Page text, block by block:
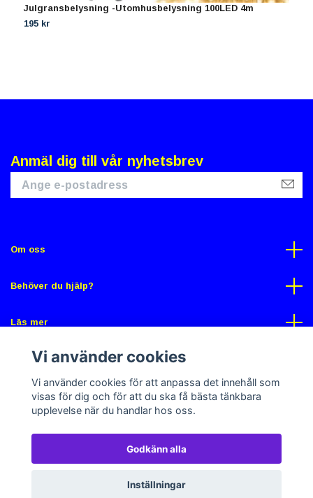
Julgransbelysning -Utomhusbelysning 100LED 4m
195 kr
Anmäl dig till vår nyhetsbrev
Om oss
Behöver du hjälp?
Läs mer
Sociala medier
© 2026 Gross ButikPowered by Quickbutik
Vi använder cookies
Vi använder cookies för att anpassa det innehåll som
visas för dig och för att du ska få bästa tänkbara
upplevelse när du handlar hos oss.
Godkänn alla
Inställningar